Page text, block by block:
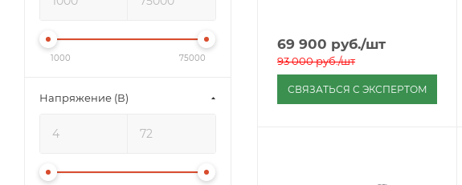
69 900 руб./шт
93 000руб./шт
СВЯЗАТЬСЯ С ЭКСПЕРТОМ
1000 75000
Напряжение (В)